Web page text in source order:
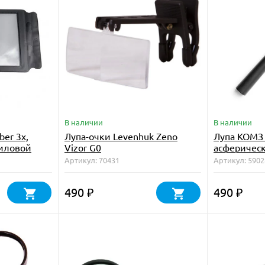
3x,
В наличии
Лупа-очки Levenhuk Zeno
Vizor G0
Артикул: 70431
490 ₽
В наличии
Лупа
Артикул:
490 ₽